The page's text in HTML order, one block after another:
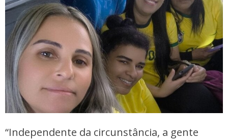
“Independente da circunstância, a gente